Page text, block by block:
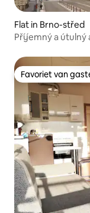
Flat in Brno-střed
Příjemný a útulný
Favoriet van
Favoriet van